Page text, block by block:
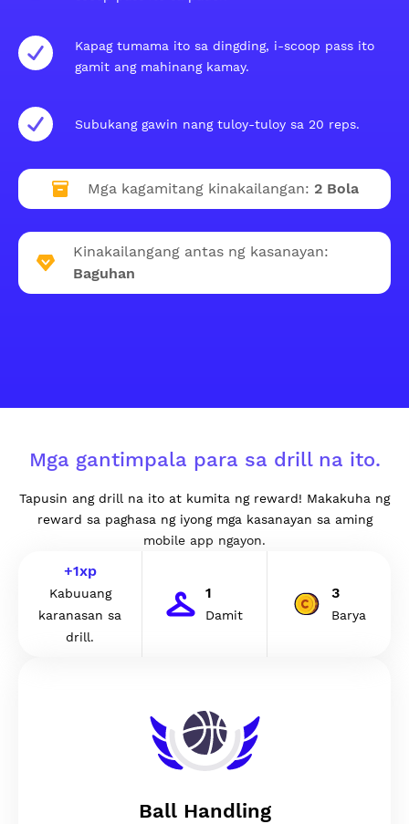
Kapag tumama ito sa dingding, i-scoop pass ito
gamit ang mahinang kamay.
Subukang gawin nang tuloy-tuloy sa 20 reps.
Mga kagamitang kinakailangan: 2 Bola
Kinakailangang antas ng kasanayan:
Baguhan
Mga gantimpala para sa drill na ito.
Tapusin ang drill na ito at kumita ng reward! Makakuha ng
reward sa paghasa ng iyong mga kasanayan sa aming
mobile app ngayon.
+1xp
Kabuuang
karanasan sa
drill.
1
Damit
3
Barya
Ball Handling